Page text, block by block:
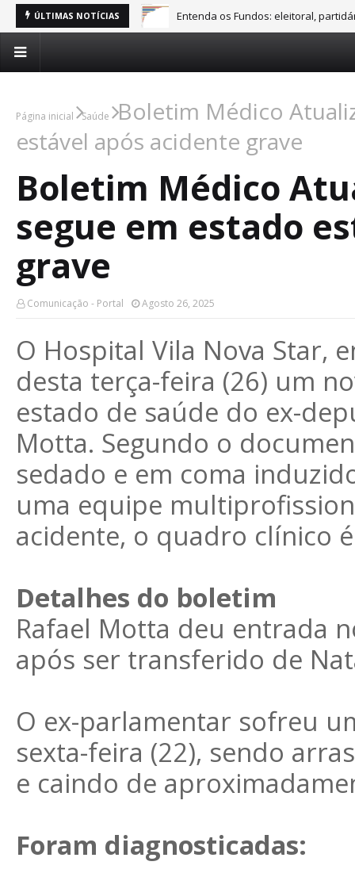
ÚLTIMAS NOTÍCIAS Entenda os Fundos: eleitoral,
Página inicial Saúde
Boletim Médico
estável após acidente grave
Boletim Médico
segue em estado
grave
Comunicação - Portal Agosto 26, 2025
O Hospital Vila Nova Star,
desta terça-feira (26) um
estado de saúde do ex-
Motta. Segundo o
sedado e em coma
uma equipe
acidente, o quadro clínico
Detalhes do boletim
Rafael Motta deu entrada
após ser transferido de
O ex-parlamentar sofreu
sexta-feira (22), sendo
e caindo de
Foram diagnosticadas: